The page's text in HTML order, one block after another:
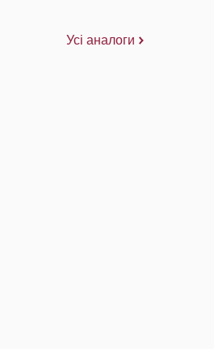
Усі аналоги